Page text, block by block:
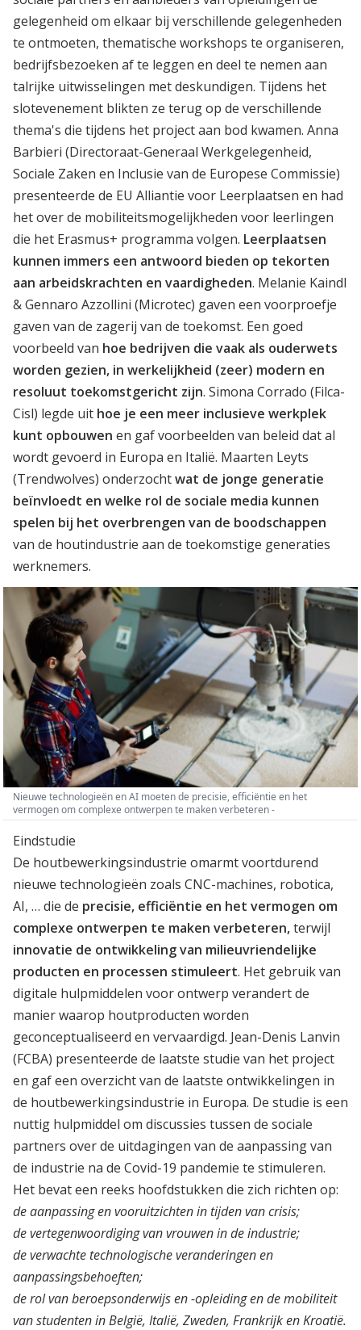
gelegenheid om elkaar bij verschillende gelegenheden
te ontmoeten, thematische workshops te organiseren,
bedrijfsbezoeken af te leggen en deel te nemen aan
talrijke uitwisselingen met deskundigen. Tijdens het
slotevenement blikten ze terug op de verschillende
thema's die tijdens het project aan bod kwamen. Anna
Barbieri (Directoraat-Generaal Werkgelegenheid,
Sociale Zaken en Inclusie van de Europese Commissie)
presenteerde de EU Alliantie voor Leerplaatsen en had
het over de mobiliteitsmogelijkheden voor leerlingen
die het Erasmus+ programma volgen. Leerplaatsen
kunnen immers een antwoord bieden op tekorten
aan arbeidskrachten en vaardigheden. Melanie Kaindl
& Gennaro Azzollini (Microtec) gaven een voorproefje
gaven van de zagerij van de toekomst. Een goed
voorbeeld van hoe bedrijven die vaak als ouderwets
worden gezien, in werkelijkheid (zeer) modern en
resoluut toekomstgericht zijn. Simona Corrado (Filca-
Cisl) legde uit hoe je een meer inclusieve werkplek
kunt opbouwen en gaf voorbeelden van beleid dat al
wordt gevoerd in Europa en Italië. Maarten Leyts
(Trendwolves) onderzochtwat de jonge generatie
beïnvloedt en welke rol de sociale media kunnen
spelen bij het overbrengen van de boodschappen
van de houtindustrie aan de toekomstige generaties
werknemers.
Nieuwe technologieën en AI moeten de precisie, efficiëntie en het
vermogen om complexe ontwerpen te maken verbeteren -
Eindstudie
De houtbewerkingsindustrie omarmt voortdurend
nieuwe technologieën zoals CNC-machines, robotica,
AI, … die de precisie, efficiëntie en het vermogen om
complexe ontwerpen te maken verbeteren,terwijl
innovatie de ontwikkeling van milieuvriendelijke
producten en processen stimuleert. Het gebruik van
digitale hulpmiddelen voor ontwerp verandert de
manier waarop houtproducten worden
geconceptualiseerd en vervaardigd. Jean-Denis Lanvin
(FCBA) presenteerde de laatste studie van het project
en gaf een overzicht van de laatste ontwikkelingen in
de houtbewerkingsindustrie in Europa. De studie is een
nuttig hulpmiddel om discussies tussen de sociale
partners over de uitdagingen van de aanpassing van
de industrie na de Covid-19 pandemie te stimuleren.
Het bevat een reeks hoofdstukken die zich richten op:
de aanpassing en vooruitzichten in tijden van crisis;
de vertegenwoordiging van vrouwen in de industrie;
de verwachte technologische veranderingen en
aanpassingsbehoeften;
de rol van beroepsonderwijs en -opleiding en de mobiliteit
van studenten in België, Italië, Zweden, Frankrijk en Kroatië.